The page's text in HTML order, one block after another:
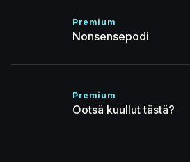
Premium
Nonsensepodi
Premium
Ootsä kuullut tästä?